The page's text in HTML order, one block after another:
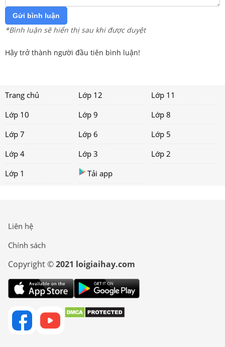
Gửi bình luận
*Bình luận sẽ hiển thị sau khi được duyệt
Hãy trở thành người đầu tiên bình luận!
Trang chủ Lớp 12
Lớp 11
Lớp 10
Lớp 9
Lớp 8
Lớp 7
Lớp 6
Lớp 5
Lớp 4
Lớp 3
Lớp 2
Lớp 1
Tải app
Liên hệ
Chính sách
Copyright ©2021 loigiaihay.com